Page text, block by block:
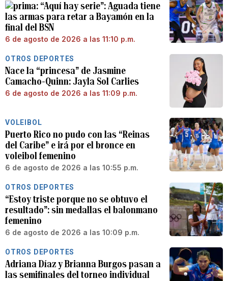
“Aquí hay serie”: Aguada tiene
las armas para retar a Bayamón en la
final del BSN
6 de agosto de 2026 a las 11:10 p.m.
OTROS DEPORTES
Nace la “princesa” de Jasmine
Camacho-Quinn: Jayla Sol Carlies
6 de agosto de 2026 a las 11:09 p.m.
VOLEIBOL
Puerto Rico no pudo con las “Reinas
del Caribe” e irá por el bronce en
voleibol femenino
6 de agosto de 2026 a las 10:55 p.m.
OTROS DEPORTES
“Estoy triste porque no se obtuvo el
resultado”: sin medallas el balonmano
femenino
6 de agosto de 2026 a las 10:09 p.m.
OTROS DEPORTES
Adriana Díaz y Brianna Burgos pasan a
las semifinales del torneo individual